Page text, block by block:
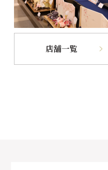
店舗一覧